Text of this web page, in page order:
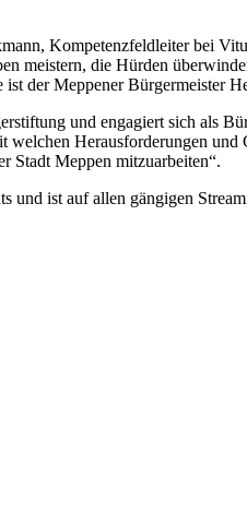
Kompetenzfeldleiter bei
meistern, die Hürden
der Meppener Bürgermeister
und engagiert sich als
Herausforderungen
Stadt Meppen mitzuarbeiten“.
und ist auf allen gängigen